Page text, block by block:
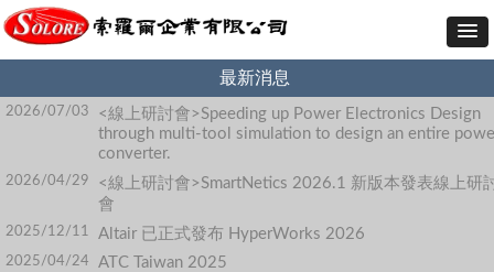
最新消息
2026/07/03
<線上研討會>Speeding up Power Electronics Design
through multi-tool simulation to design an entire
converter.
2026/04/29
<線上研討會>SmartNetics 2026.1 新版本發表線上研
會
2025/12/11 Altair 已正式發布 HyperWorks 2026
2025/04/24 ATC Taiwan 2025